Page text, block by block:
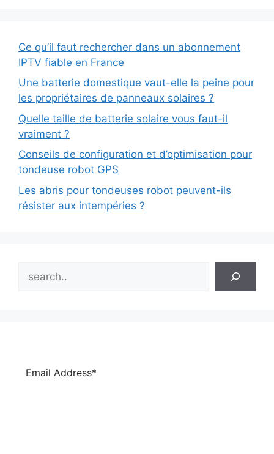
Ce qu’il faut rechercher dans un abonnement
IPTV fiable en France
Une batterie domestique vaut-elle la peine pour
les propriétaires de panneaux solaires ?
Quelle taille de batterie solaire vous faut-il
vraiment ?
Conseils de configuration et d’optimisation pour
tondeuse robot GPS
Les abris pour tondeuses robot peuvent-ils
résister aux intempéries ?